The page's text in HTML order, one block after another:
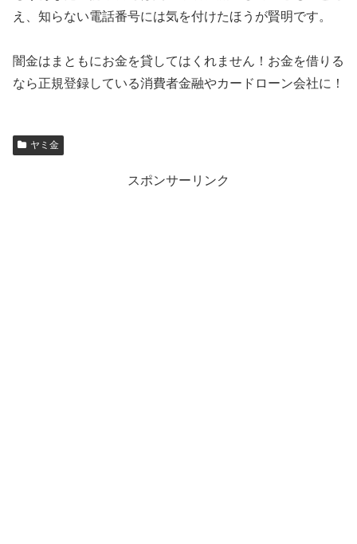
え、知らない電話番号には気を付けたほうが賢明です。
闇金はまともにお金を貸してはくれません！お金を借りる
なら正規登録している消費者金融やカードローン会社に！
ヤミ金
スポンサーリンク